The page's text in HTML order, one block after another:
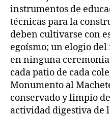
instrumentos de
técnicas para la
deben cultivarse con
egoísmo; un elogio
en ninguna
cada patio de cada
Monumento al
conservado y limpio
actividad digestiva de